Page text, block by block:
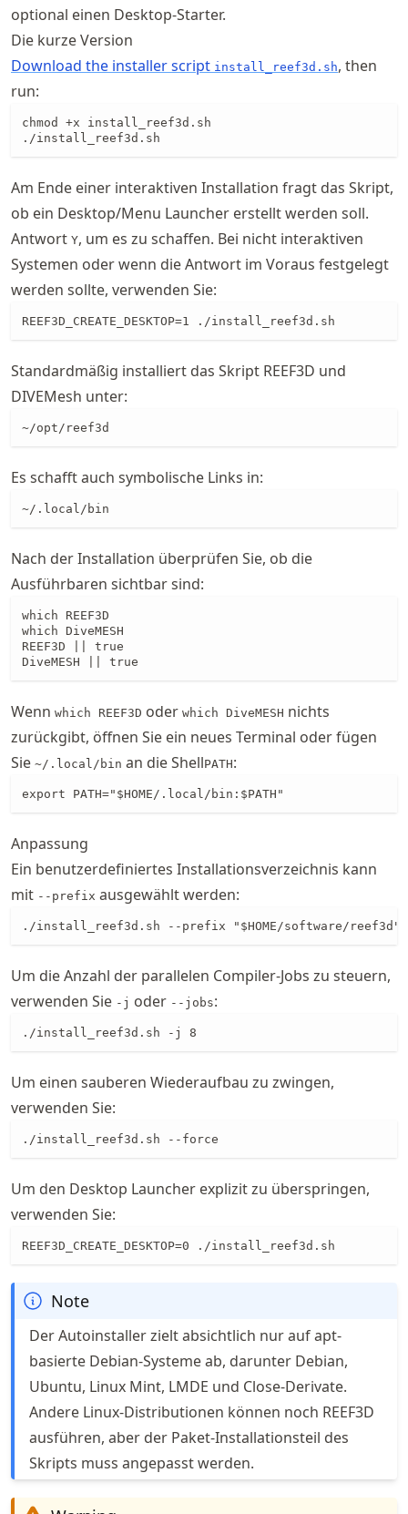
optional einen Desktop-Starter.
Die kurze Version
Download the installer script install_reef3d.sh, then
run:
chmod +x install_reef3d.sh
./install_reef3d.sh
Am Ende einer interaktiven Installation fragt das Skript,
ob ein Desktop/Menu Launcher erstellt werden soll.
Antwort Y, um es zu schaffen. Bei nicht interaktiven
Systemen oder wenn die Antwort im Voraus festgelegt
werden sollte, verwenden Sie:
REEF3D_CREATE_DESKTOP=1 ./install_reef3d.sh
Standardmäßig installiert das Skript REEF3D und
DIVEMesh unter:
~/opt/reef3d
Es schafft auch symbolische Links in:
~/.local/bin
Nach der Installation überprüfen Sie, ob die
Ausführbaren sichtbar sind:
which REEF3D
which DiveMESH
REEF3D || true
DiveMESH || true
Wenn which REEF3D oder which DiveMESH nichts
zurückgibt, öffnen Sie ein neues Terminal oder fügen
Sie ~/.local/bin an die ShellPATH:
export PATH="$HOME/.local/bin:$PATH"
Anpassung
Ein benutzerdefiniertes Installationsverzeichnis kann
mit --prefix ausgewählt werden:
./install_reef3d.sh --prefix "$HOME/software/reef3d"
Um die Anzahl der parallelen Compiler-Jobs zu steuern,
verwenden Sie -j oder --jobs:
./install_reef3d.sh -j 8
Um einen sauberen Wiederaufbau zu zwingen,
verwenden Sie:
./install_reef3d.sh --force
Um den Desktop Launcher explizit zu überspringen,
verwenden Sie:
REEF3D_CREATE_DESKTOP=0 ./install_reef3d.sh
Note
Der Autoinstaller zielt absichtlich nur auf apt-
basierte Debian-Systeme ab, darunter Debian,
Ubuntu, Linux Mint, LMDE und Close-Derivate.
Andere Linux-Distributionen können noch REEF3D
ausführen, aber der Paket-Installationsteil des
Skripts muss angepasst werden.